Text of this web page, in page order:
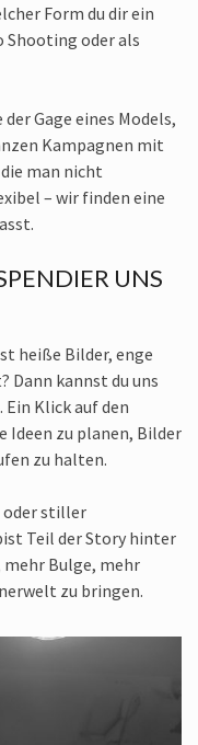
Form du dir ein
oder als
Gage eines Models,
Kampagnen mit
man nicht
– wir finden eine
UNS
heiße Bilder, enge
Dann kannst du uns
Ein Klick auf den
Ideen zu planen, Bilder
zu halten.
oder stiller
Teil der Story hinter
Bulge, mehr
zu bringen.